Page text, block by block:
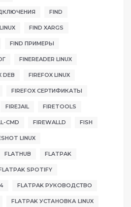
FIND
FIND XARGS
FIND ПРИМЕРЫ
FINEREADER LINUX
DEB FIREFOX LINUX
FIREFOX СЕРТИФИКАТЫ
FIREJAIL FIRETOOLS
CMD FIREWALLD FISH
LINUX
FLATHUB FLATPAK
SPOTIFY
FLATPAK РУКОВОДСТВО
FLATPAK УСТАНОВКА LINUX